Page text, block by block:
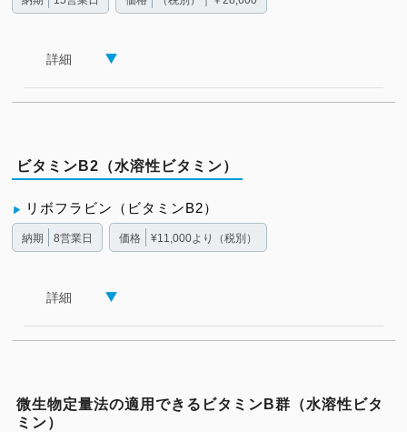
詳細
ビタミンB2（水溶性ビタミン）
リボフラビン（ビタミンB2）
納期 8営業日 価格 ¥11,000より（税別）
詳細
微生物定量法の適用できるビタミンB群（水溶性ビタ
ミン）